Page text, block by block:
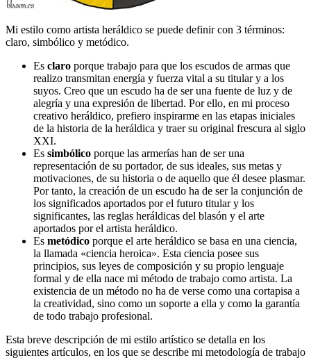
Mi estilo como artista heráldico se puede definir con 3 términos:
claro, simbólico y metódico.
Es claro porque trabajo para que los escudos de armas que
realizo transmitan energía y fuerza vital a su titular y a los
suyos. Creo que un escudo ha de ser una fuente de luz y de
alegría y una expresión de libertad. Por ello, en mi proceso
creativo heráldico, prefiero inspirarme en las etapas iniciales
de la historia de la heráldica y traer su original frescura al siglo
XXI.
Es simbólico porque las armerías han de ser una
representación de su portador, de sus ideales, sus metas y
motivaciones, de su historia o de aquello que él desee plasmar.
Por tanto, la creación de un escudo ha de ser la conjunción de
los significados aportados por el futuro titular y los
significantes, las reglas heráldicas del blasón y el arte
aportados por el artista heráldico.
Es metódico porque el arte heráldico se basa en una ciencia,
la llamada «ciencia heroica». Esta ciencia posee sus
principios, sus leyes de composición y su propio lenguaje
formal y de ella nace mi método de trabajo como artista. La
existencia de un método no ha de verse como una cortapisa a
la creatividad, sino como un soporte a ella y como la garantía
de todo trabajo profesional.
Esta breve descripción de mi estilo artístico se detalla en los
siguientes artículos, en los que se describe mi metodología de trabajo